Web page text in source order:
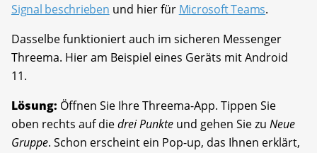
Signal beschrieben und hier für Microsoft Teams.
Dasselbe funktioniert auch im sicheren Messenger
Threema. Hier am Beispiel eines Geräts mit Android
11.
Lösung: Öffnen Sie Ihre Threema-App. Tippen Sie
oben rechts auf diedrei Punkte und gehen Sie zu Neue
Gruppe. Schon erscheint ein Pop-up, das Ihnen erklärt,